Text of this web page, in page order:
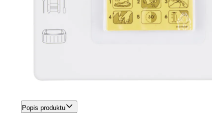
Popis produktu